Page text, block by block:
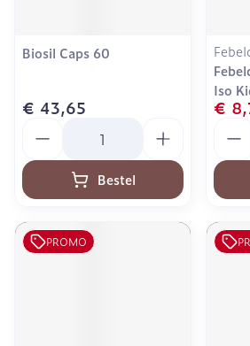
Biosil Caps 60
€ 43,65
Bestel
Iso
€
PROMO